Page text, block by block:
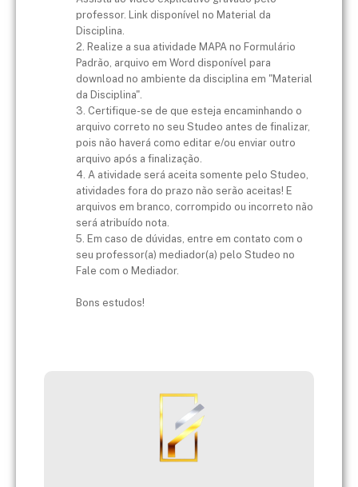
professor. Link disponível no Material da
Disciplina.
2. Realize a sua atividade MAPA no Formulário
Padrão, arquivo em Word disponível para
download no ambiente da disciplina em "Material
da Disciplina".
3. Certifique-se de que esteja encaminhando o
arquivo correto no seu Studeo antes de finalizar,
pois não haverá como editar e/ou enviar outro
arquivo após a finalização.
4. A atividade será aceita somente pelo Studeo,
atividades fora do prazo não serão aceitas! E
arquivos em branco, corrompido ou incorreto não
será atribuído nota.
5. Em caso de dúvidas, entre em contato com o
seu professor(a) mediador(a) pelo Studeo no
Fale com o Mediador.
Bons estudos!